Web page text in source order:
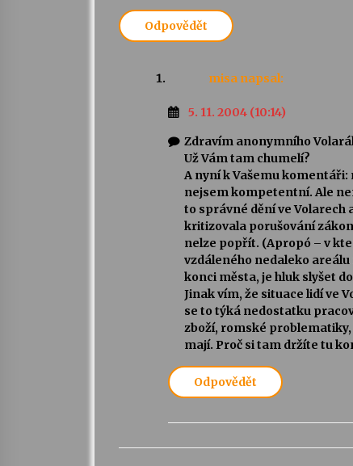
Odpovědět
misa napsal:
5. 11. 2004 (10:14)
Zdravím anonymního
Už Vám tam chumelí?
A nyní k Vašemu
nejsem kompetentní. Ale
to správné dění ve Volarech
kritizovala porušování
nelze popřít. (Apropó – v
vzdáleného nedaleko
konci města, je hluk slyšet
Jinak vím, že situace lidí ve
se to týká nedostatku
zboží, romské
mají. Proč si tam držíte tu
Odpovědět